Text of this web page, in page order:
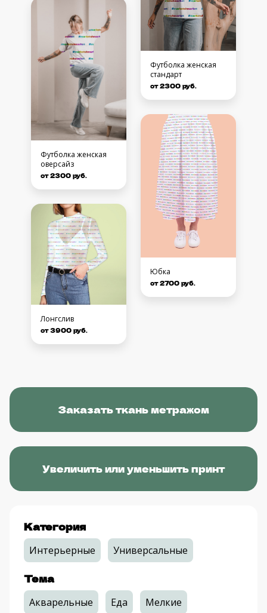
Футболка женская
оверсайз
от 2300 руб.
Лонгслив
от 3900 руб.
Футболка женская
стандарт
от 2300 руб.
Юбка
от 2700 руб.
Заказать ткань метражом
Увеличить или уменьшить принт
Категория
Интерьерные Универсальные
Тема
Акварельные Еда Мелкие